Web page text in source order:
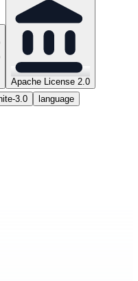
Apache License 2.0
3.0 language